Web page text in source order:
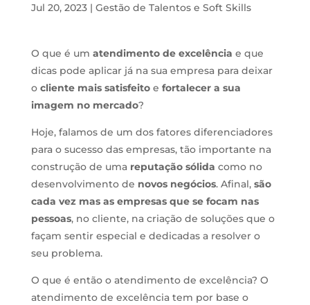
Jul 20, 2023| Gestão de Talentos e Soft Skills
O que é um atendimento de excelência e que
dicas pode aplicar já na sua empresa para deixar
o cliente mais satisfeitoe fortalecer a sua
imagem no mercado?
Hoje, falamos de um dos fatores diferenciadores
para o sucesso das empresas, tão importante na
construção de uma reputação sólida como no
desenvolvimento de novos negócios. Afinal, são
cada vez mas as empresas que se focam nas
pessoas, no cliente, na criação de soluções que o
façam sentir especial e dedicadas a resolver o
seu problema.
O que é então o atendimento de excelência? O
atendimento de excelência tem por base o